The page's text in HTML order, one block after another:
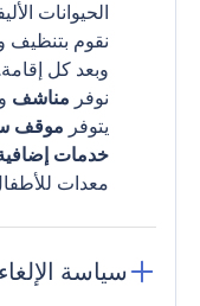
الحيوانات
نقوم
وبعد كل إقامة.
نوفر مناشف
يتوفر موقف
خدمات
معدات
سياسة الإلغاء